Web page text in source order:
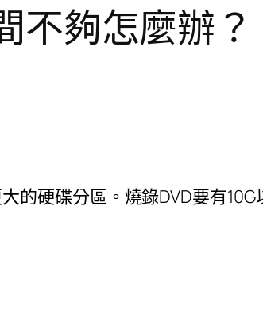
不夠怎麼辦？
硬碟分區。燒錄DVD要有10G